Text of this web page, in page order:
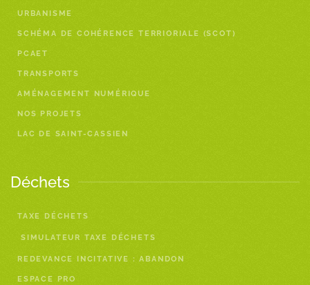
URBANISME
SCHÉMA DE COHÉRENCE TERRIORIALE (SCOT)
PCAET
TRANSPORTS
AMÉNAGEMENT NUMÉRIQUE
NOS PROJETS
LAC DE SAINT-CASSIEN
Déchets
TAXE DÉCHETS
SIMULATEUR TAXE DÉCHETS
REDEVANCE INCITATIVE : ABANDON
ESPACE PRO